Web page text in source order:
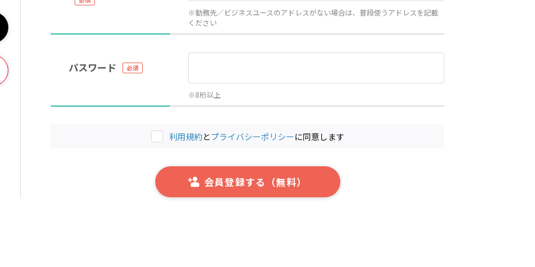
※勤務先／ビジネスユースのアドレスがない場合は、普段使うアドレスを記載
ください
パスワード
※8桁以上
利用規約とプライバシーポリシーに同意します
会員登録する（無料）